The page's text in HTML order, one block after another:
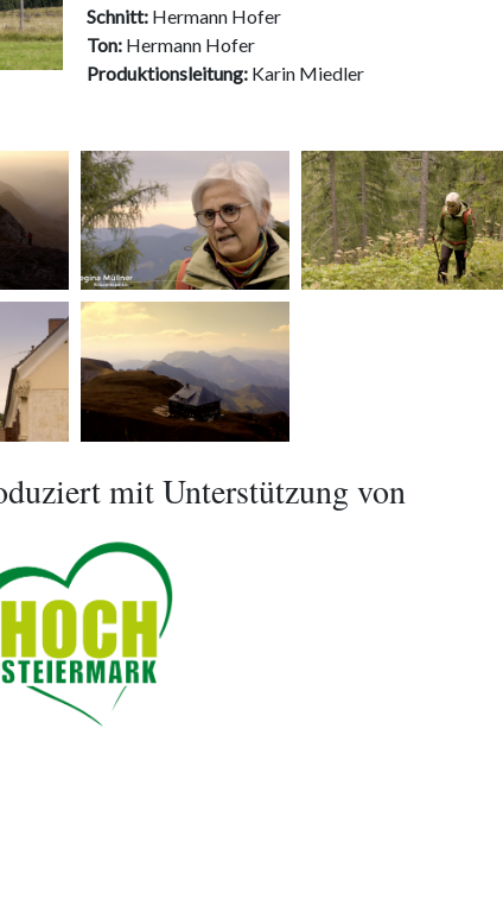
Schnitt: Hermann Hofer
Ton: Hermann Hofer
Produktionsleitung: Karin Miedler
mit Unterstützung von